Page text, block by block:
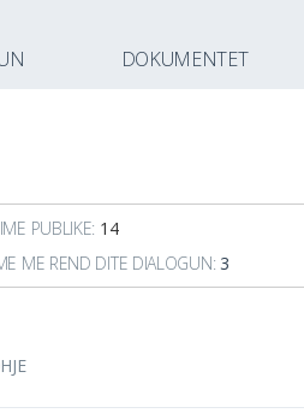
DOKUMENTET
PUBLIKE: 14
ME REND DITE DIALOGUN: 3